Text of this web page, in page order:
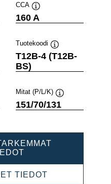
CCA
Työkaluvihje
160 A
Tuotekoodi
Työkaluvihje
T12B-4 (T12B-
BS)
Mitat (P/L/K)
Työkaluvihje
151/70/131
POWERSPORTS
510901016
TIEDOT